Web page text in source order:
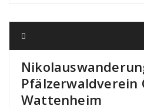
Pfälzerwaldverein
Wattenheim